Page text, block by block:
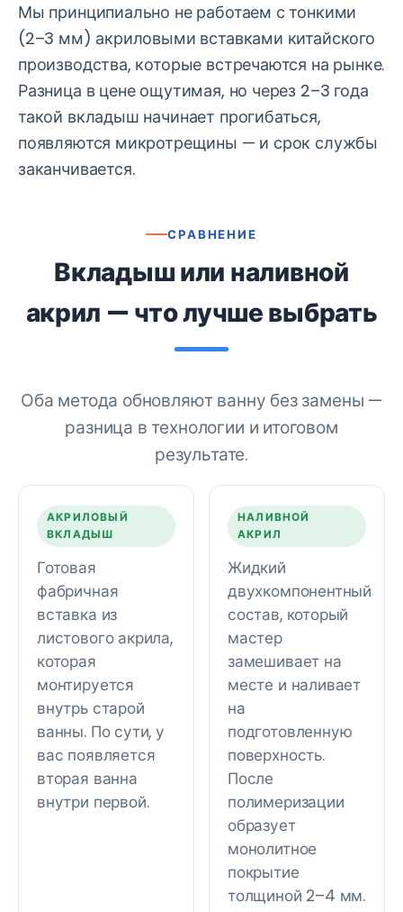
Мы принципиально не работаем с тонкими
(2–3 мм) акриловыми вставками китайского
производства, которые встречаются на рынке.
Разница в цене ощутимая, но через 2–3 года
такой вкладыш начинает прогибаться,
появляются микротрещины — и срок службы
заканчивается.
СРАВНЕНИЕ
Вкладыш или наливной
акрил — что лучше выбрать
Оба метода обновляют ванну без замены —
разница в технологии и итоговом
результате.
АКРИЛОВЫЙ
ВКЛАДЫШ
Готовая
фабричная
вставка из
листового акрила,
которая
монтируется
внутрь старой
ванны. По сути, у
вас появляется
вторая ванна
внутри первой.
НАЛИВНОЙ
АКРИЛ
Жидкий
двухкомпонентный
состав, который
мастер
замешивает на
месте и наливает
на
подготовленную
поверхность.
После
полимеризации
образует
монолитное
покрытие
толщиной 2–4 мм.